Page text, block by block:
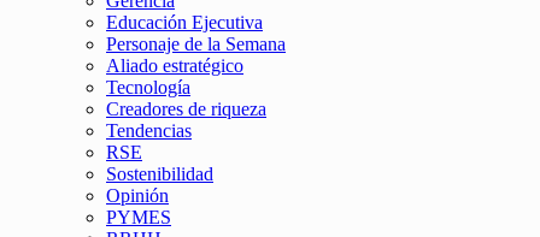
Educación Ejecutiva
Personaje de la Semana
Aliado estratégico
Tecnología
Creadores de riqueza
Tendencias
RSE
Sostenibilidad
Opinión
PYMES